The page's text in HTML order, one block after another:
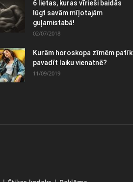
6 lietas, kuras vīrieši baidās
lūgt savām mīļotajām
guļamistabā!
02/07/2018
Kurām horoskopa zīmēm patīk
pavadīt laiku vienatnē?
11/09/2019